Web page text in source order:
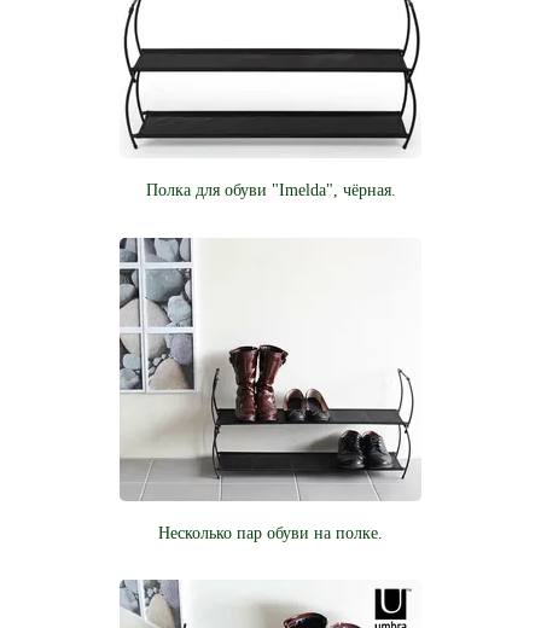
Полка для обуви "Imelda", чёрная.
Несколько пар обуви на полке.